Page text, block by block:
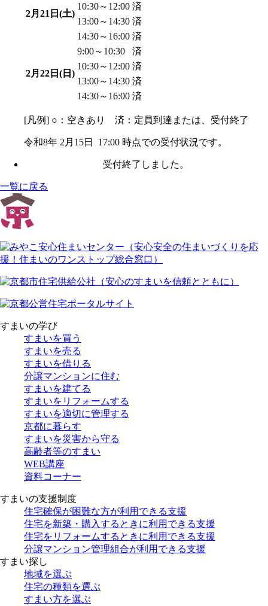
2月21日(土)
10:30～12:00 済
13:00～14:30 済
14:30～16:00 済
2月22日(日)
9:00～10:30
済
10:30～12:00 済
13:00～14:30 済
14:30～16:00 済
[凡例] ○：空きあり 済：定員到達または、受付終了
令和8年 2月15日 17:00 時点での受付状況です。
受付終了しました。
一覧に戻る
すまいの学び
すまいを買う
すまいを売る
すまいを借りる
分譲マンションに住む
すまいを建てる
すまいをリフォームする
すまいを適切に管理する
京都に暮らす
すまいを災害から守る
高齢者等のすまい
WEB講座
資料コーナー
すまいの支援制度
住宅確保が困難な方が利用できる支援
住宅を新築・購入するときに利用できる支援
住宅をリフォームするときに利用できる支援
分譲マンション管理組合が利用できる支援
すまい探し
地域を選ぶ
住宅の種類を選ぶ
すまい方を選ぶ